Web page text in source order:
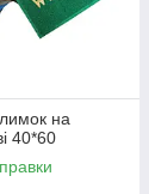
на
40*60